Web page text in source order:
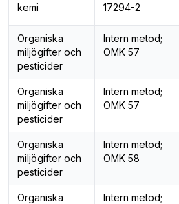
kemi
17294-2
Organiska
miljögifter och
pesticider
Intern metod;
OMK 57
Organiska
miljögifter och
pesticider
Intern metod;
OMK 57
Organiska
miljögifter och
pesticider
Intern metod;
OMK 58
Organiska
Intern metod;